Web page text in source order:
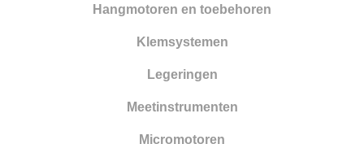
Hangmotoren en toebehoren
Klemsystemen
Legeringen
Meetinstrumenten
Micromotoren